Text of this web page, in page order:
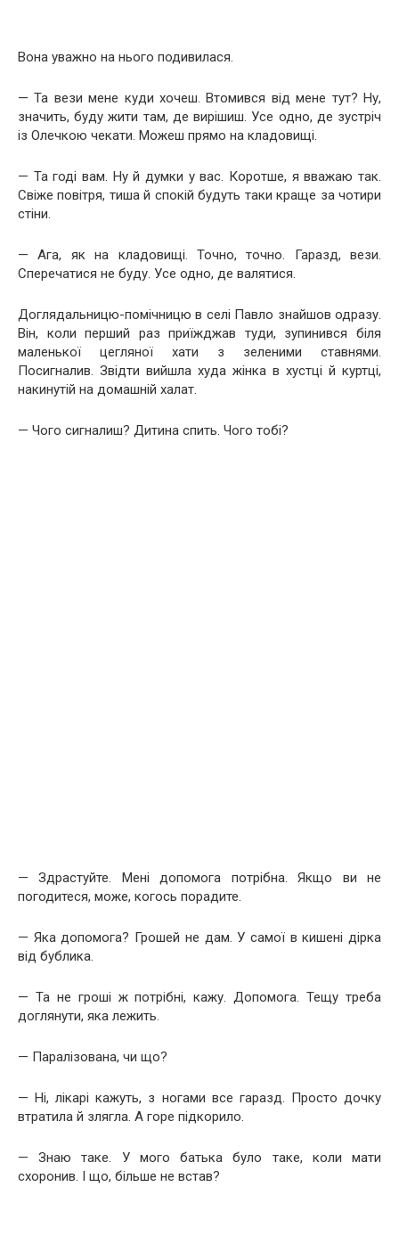
Вона уважно на нього подивилася.
— Та вези мене куди хочеш. Втомився від мене тут? Ну,
значить, буду жити там, де вирішиш. Усе одно, де зустріч
із Олечкою чекати. Можеш прямо на кладовищі.
— Та годі вам. Ну й думки у вас. Коротше, я вважаю так.
Свіже повітря, тиша й спокій будуть таки краще за чотири
стіни.
— Ага, як на кладовищі. Точно, точно. Гаразд, вези.
Сперечатися не буду. Усе одно, де валятися.
Доглядальницю-помічницю в селі Павло знайшов одразу.
Він, коли перший раз приїжджав туди, зупинився біля
маленької цегляної хати з зеленими ставнями.
Посигналив. Звідти вийшла худа жінка в хустці й куртці,
накинутій на домашній халат.
— Чого сигналиш? Дитина спить. Чого тобі?
— Здрастуйте. Мені допомога потрібна. Якщо ви не
погодитеся, може, когось порадите.
— Яка допомога? Грошей не дам. У самої в кишені дірка
від бублика.
— Та не гроші ж потрібні, кажу. Допомога. Тещу треба
доглянути, яка лежить.
— Паралізована, чи що?
— Ні, лікарі кажуть, з ногами все гаразд. Просто дочку
втратила й злягла. А горе підкорило.
— Знаю таке. У мого батька було таке, коли мати
схоронив. І що, більше не встав?